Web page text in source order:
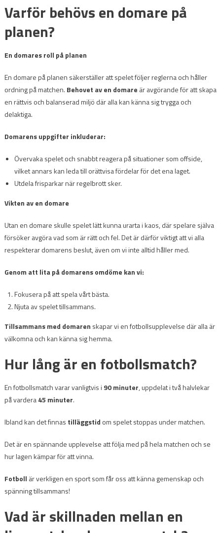
Varför behövs en domare på
planen?
En domares roll på planen
En domare på planen säkerställer att spelet följer reglerna och håller
ordning på matchen. Behovet av en domare är avgörande för att skapa
en rättvis och balanserad miljö där alla kan känna sig trygga och
delaktiga.
Domarens uppgifter inkluderar:
Övervaka spelet och snabbt reagera på situationer som offside,
vilket annars kan leda till orättvisa fördelar för det ena laget.
Utdela frisparkar när regelbrott sker.
Vikten av en domare
Utan en domare skulle spelet lätt kunna urarta i kaos, där spelare själva
försöker avgöra vad som är rätt och fel. Det är därför viktigt att vi alla
respekterar domarens beslut, även om vi inte alltid håller med.
Genom att lita på domarens omdöme kan vi:
Fokusera på att spela vårt bästa.
Njuta av spelet tillsammans.
Tillsammans med domaren skapar vi en fotbollsupplevelse där alla är
välkomna och kan känna sig hemma.
Hur lång är en fotbollsmatch?
En fotbollsmatch varar vanligtvis i 90 minuter, uppdelat i två halvlekar
på vardera45 minuter.
Ibland kan det finnas tilläggstid om spelet stoppas under matchen.
Det är en spännande upplevelse att följa med på hela matchen och se
hur lagen kämpar för att vinna.
Fotboll är verkligen en sport som får oss att känna gemenskap och
spänning tillsammans!
Vad är skillnaden mellan en